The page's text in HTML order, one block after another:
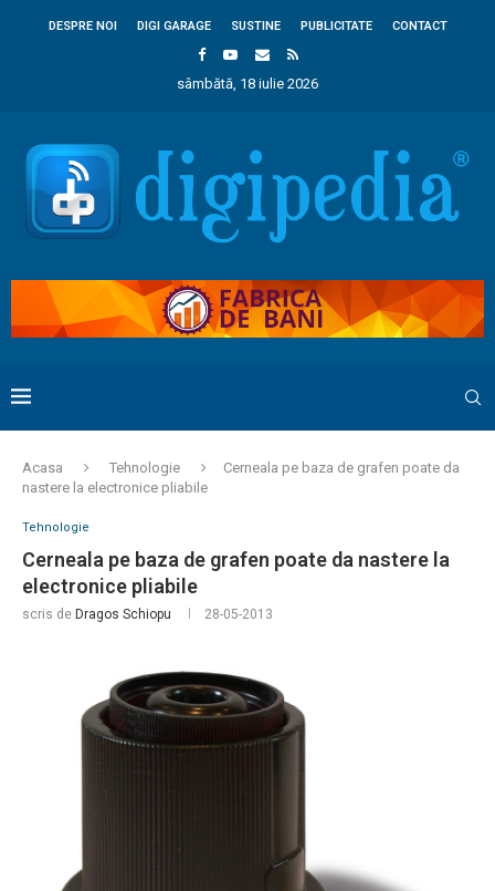
DESPRE NOI DIGI GARAGE SUSTINE PUBLICITATE CONTACT
sâmbătă, 18 iulie 2026
Acasa Tehnologie
Cerneala pe baza de grafen poate da
nastere la electronice pliabile
Tehnologie
Cerneala pe baza de grafen poate da nastere la
electronice pliabile
scris de Dragos Schiopu 28-05-2013